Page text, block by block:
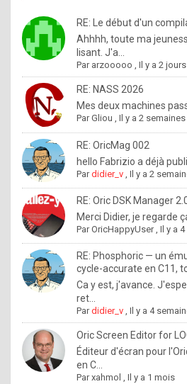
%
m
a
d
b
y
o
l
e
x
.
I
f
y
o
u
w
RE: Le début d'un
Ahhhh, toute ma
lisant. J'a...
Par arzooooo ,Il y a 2 jours
RE: NASS 2026
Mes deux machines
ParGliou ,Il y a 2 semaines
RE: OricMag 002
hello Fabrizio a déjà
Pardidier_v ,Il y a 2
RE: Oric DSK Manager
Merci Didier, je regarde
ParOricHappyUser,Il y a
RE: Phosphoric — un
cycle-accurate en C11,
Ca y est, j'avance.
ret...
Pardidier_v ,Il y a 4
Oric Screen Editor for
Éditeur d'écran pour
en C...
Parxahmol ,Il y a 1 mois